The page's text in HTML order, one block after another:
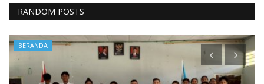
RANDOM POSTS
BERANDA